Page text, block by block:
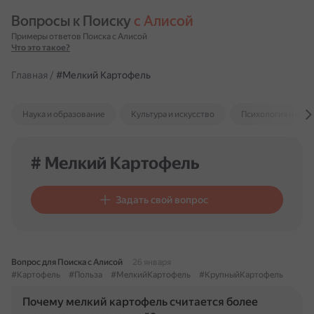
Вопросы к Поиску с Алисой
Примеры ответов Поиска с Алисой
Что это такое?
Главная / #Мелкий Картофель
Наука и образование Культура и искусство Психология и
# Мелкий Картофель
Задать свой вопрос
Вопрос для Поиска с Алисой
26 января
#Картофель
#Польза #МелкийКартофель #КрупныйКартофель
Почему мелкий картофель считается более